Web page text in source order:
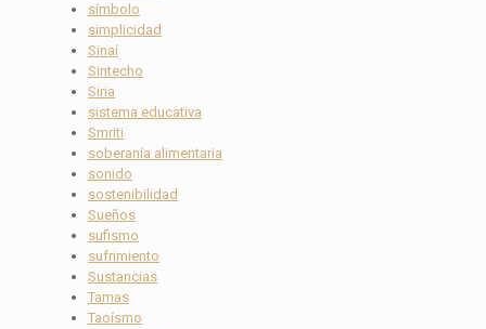
símbolo
simplicidad
Sinaí
Sintecho
Siria
sistema educativa
Smriti
soberanía alimentaria
sonido
sostenibilidad
Sueños
sufismo
sufrimiento
Sustancias
Tamas
Taoísmo